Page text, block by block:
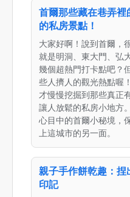
首爾那些藏在巷弄裡
的私房景點！
大家好啊！說到首爾，
就是明洞、東大門、弘
幾個超熱門打卡點吧？
些人擠人的觀光熱點喔
才慢慢挖掘到那些真正
讓人放鬆的私房小地方
心目中的首爾小秘境，
上這城市的另一面。
親子手作餅乾趣：捏
印記